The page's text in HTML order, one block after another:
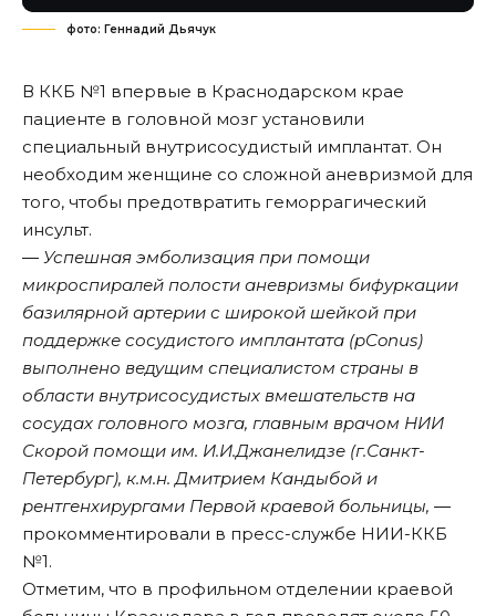
фото: Геннадий Дьячук
В ККБ №1 впервые в Краснодарском крае
пациенте в головной мозг установили
специальный внутрисосудистый имплантат. Он
необходим женщине со сложной аневризмой для
того, чтобы предотвратить геморрагический
инсульт.
― Успешная эмболизация при помощи
микроспиралей полости аневризмы бифуркации
базилярной артерии с широкой шейкой при
поддержке сосудистого имплантата (pConus)
выполнено ведущим специалистом страны в
области внутрисосудистых вмешательств на
сосудах головного мозга, главным врачом НИИ
Скорой помощи им. И.И.Джанелидзе (г.Санкт-
Петербург), к.м.н. Дмитрием Кандыбой и
рентгенхирургами Первой краевой больницы, ―
прокомментировали в пресс-службе НИИ-ККБ
№1.
Отметим, что в профильном отделении краевой